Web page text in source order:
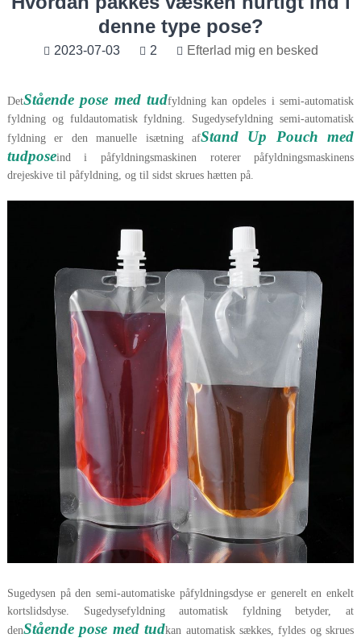
denne type pose?
2023-07-03 2 Efterlad mig en besked
DetStående pose med tudfyldning kan opdeles i semi-automatisk
fyldning og fuldautomatisk fyldning. Sugedysefyldning semi-automatisk
fyldning er den manuelle isætning afStand Up Pouch med
tudposeind i påfyldningsmaskinen roterer påfyldningsmaskinens
drejeskive til påfyldning, og til sidst skrues hætten på.
Sugedysen på den semi-automatiske påfyldningsdyse er generelt en enkelt
kortslidsdyse. Sugedysefyldning automatisk fyldning betyder, at
denStående pose med tudkan automatisk sækkes, fyldes og skrues